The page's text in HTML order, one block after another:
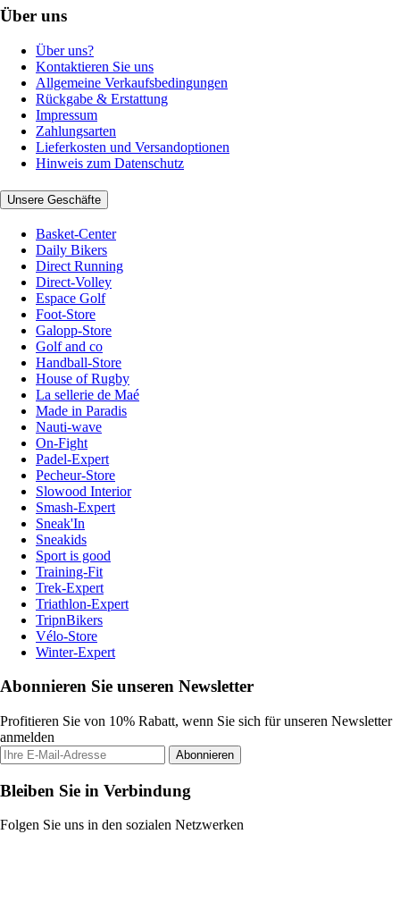
Über uns
Über uns?
Kontaktieren Sie uns
Allgemeine Verkaufsbedingungen
Rückgabe & Erstattung
Impressum
Zahlungsarten
Lieferkosten und Versandoptionen
Hinweis zum Datenschutz
Unsere Geschäfte
Basket-Center
Daily Bikers
Direct Running
Direct-Volley
Espace Golf
Foot-Store
Galopp-Store
Golf and co
Handball-Store
House of Rugby
La sellerie de Maé
Made in Paradis
Nauti-wave
On-Fight
Padel-Expert
Pecheur-Store
Slowood Interior
Smash-Expert
Sneak'In
Sneakids
Sport is good
Training-Fit
Trek-Expert
Triathlon-Expert
TripnBikers
Vélo-Store
Winter-Expert
Abonnieren Sie unseren Newsletter
Profitieren Sie von 10% Rabatt, wenn Sie sich für unseren Newsletter
anmelden
Abonnieren
Bleiben Sie in Verbindung
Folgen Sie uns in den sozialen Netzwerken